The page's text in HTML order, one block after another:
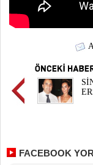
FACEBOOK